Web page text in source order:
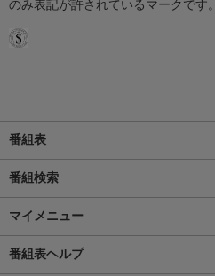
のみ表記が許されているマークです。
番組表
番組検索
マイメニュー
番組表ヘルプ